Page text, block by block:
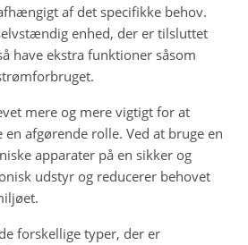
af det specifikke behov.
enhed, der er tilsluttet
have ekstra funktioner såsom
mere og mere vigtigt for at
afgørende rolle. Ved at bruge en
apparater på en sikker og
udstyr og reducerer behovet
forskellige typer, der er